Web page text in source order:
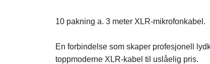
10 pakning a. 3 meter XLR-mikrofonkabel.
En forbindelse som skaper profesjonell
toppmoderne XLR-kabel til uslåelig pris.